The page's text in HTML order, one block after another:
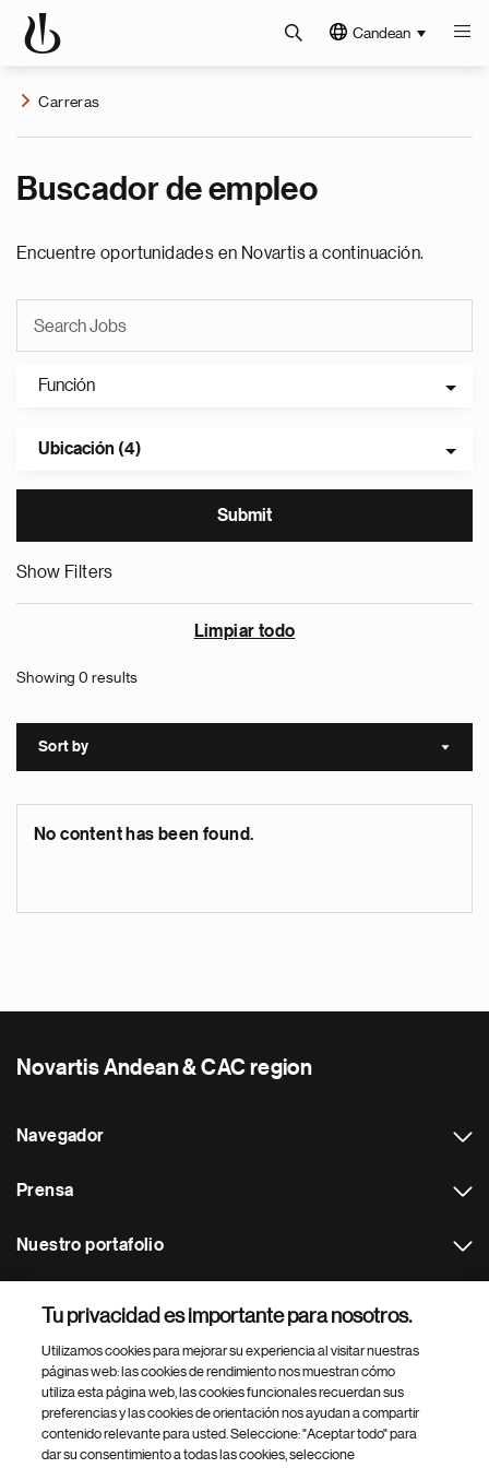
Candean
Carreras
Buscador de empleo
Encuentre oportunidades en Novartis a continuación.
Función
Ubicación (4)
Show Filters
Limpiar todo
Showing 0 results
Sort by Sort
No content has been found.
Novartis Andean & CAC region
Navegador
Prensa
Nuestro portafolio
Footer Site Search
Tu privacidad es importante para nosotros.
Utilizamos cookies para mejorar su experiencia al visitar nuestras
páginas web: las cookies de rendimiento nos muestran cómo
utiliza esta página web, las cookies funcionales recuerdan sus
preferencias y las cookies de orientación nos ayudan a compartir
contenido relevante para usted. Seleccione: "Aceptar todo" para
dar su consentimiento a todas las cookies, seleccione